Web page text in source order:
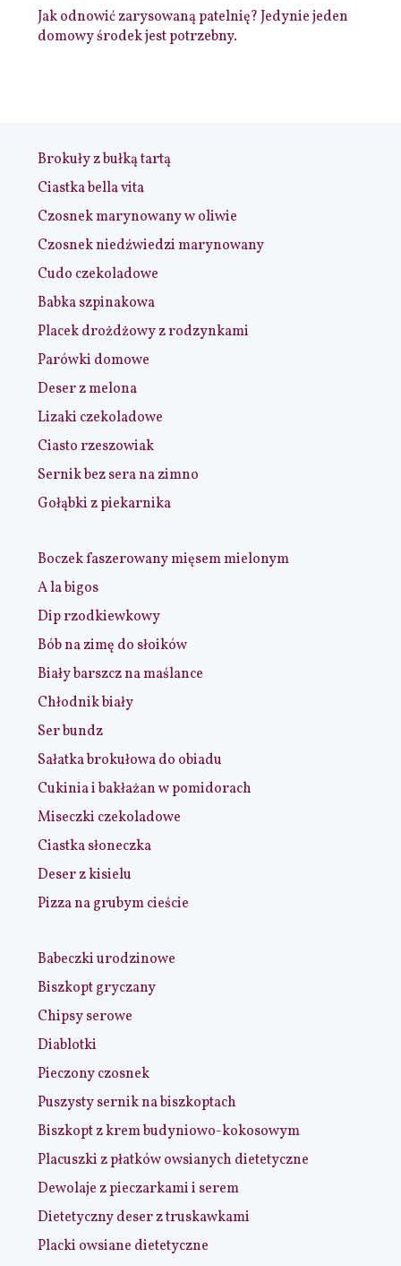
Jak odnowić zarysowaną patelnię? Jedynie jeden
domowy środek jest potrzebny.
Brokuły z bułką tartą
Ciastka bella vita
Czosnek marynowany w oliwie
Czosnek niedźwiedzi marynowany
Cudo czekoladowe
Babka szpinakowa
Placek drożdżowy z rodzynkami
Parówki domowe
Deser z melona
Lizaki czekoladowe
Ciasto rzeszowiak
Sernik bez sera na zimno
Gołąbki z piekarnika
Boczek faszerowany mięsem mielonym
A la bigos
Dip rzodkiewkowy
Bób na zimę do słoików
Biały barszcz na maślance
Chłodnik biały
Ser bundz
Sałatka brokułowa do obiadu
Cukinia i bakłażan w pomidorach
Miseczki czekoladowe
Ciastka słoneczka
Deser z kisielu
Pizza na grubym cieście
Babeczki urodzinowe
Biszkopt gryczany
Chipsy serowe
Diablotki
Pieczony czosnek
Puszysty sernik na biszkoptach
Biszkopt z krem budyniowo-kokosowym
Placuszki z płatków owsianych dietetyczne
Dewolaje z pieczarkami i serem
Dietetyczny deser z truskawkami
Placki owsiane dietetyczne